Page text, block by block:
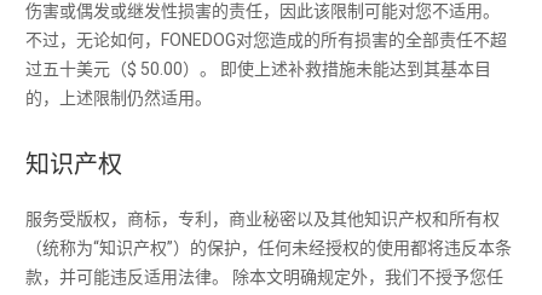
伤害或偶发或继发性损害的责任，因此该限制可能对您不适用。
不过，无论如何，FONEDOG对您造成的所有损害的全部责任不超
过五十美元（$ 50.00）。 即使上述补救措施未能达到其基本目
的，上述限制仍然适用。
知识产权
服务受版权，商标，专利，商业秘密以及其他知识产权和所有权
（统称为“知识产权”）的保护，任何未经授权的使用都将违反本条
款，并可能违反适用法律。 除本文明确规定外，我们不授予您任